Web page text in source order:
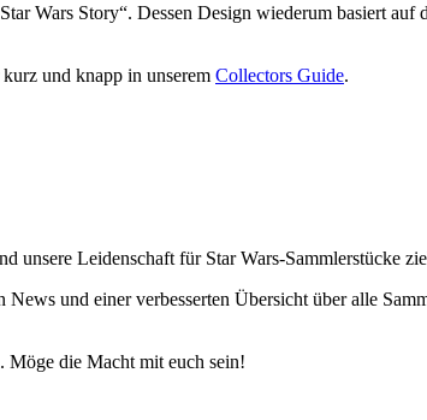
Wars Story“. Dessen Design wiederum basiert
und knapp in unserem Collectors Guide.
unsere Leidenschaft für Star Wars-Sammlerstücke
und einer verbesserten Übersicht über alle
Möge die Macht mit euch sein!